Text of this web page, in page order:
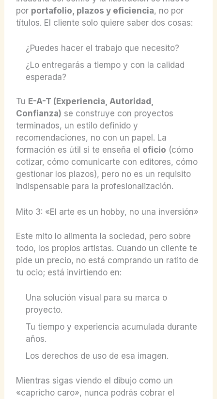
por portafolio, plazos y eficiencia, no por
títulos. El cliente solo quiere saber dos cosas:
¿Puedes hacer el trabajo que necesito?
¿Lo entregarás a tiempo y con la calidad
esperada?
Tu E-A-T (Experiencia, Autoridad,
Confianza) se construye con proyectos
terminados, un estilo definido y
recomendaciones, no con un papel. La
formación es útil si te enseña el oficio (cómo
cotizar, cómo comunicarte con editores, cómo
gestionar los plazos), pero no es un requisito
indispensable para la profesionalización.
Mito 3: «El arte es un hobby, no una inversión»
Este mito lo alimenta la sociedad, pero sobre
todo, los propios artistas. Cuando un cliente te
pide un precio, no está comprando un ratito de
tu ocio; está invirtiendo en:
Una solución visual para su marca o
proyecto.
Tu tiempo y experiencia acumulada durante
años.
Los derechos de uso de esa imagen.
Mientras sigas viendo el dibujo como un
«capricho caro», nunca podrás cobrar el